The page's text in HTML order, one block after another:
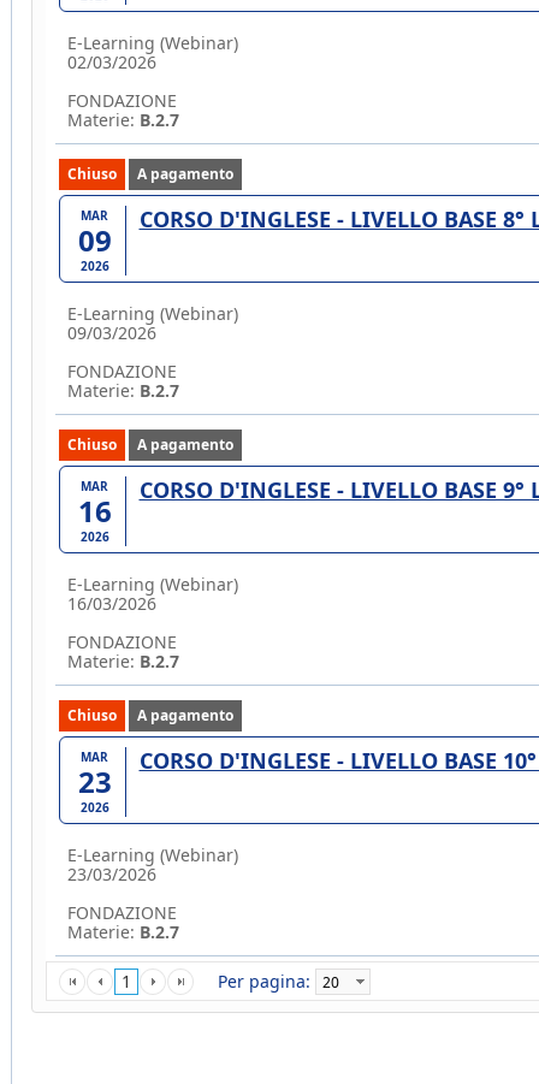
1 Per pagina:
E-Learning (Webinar)
02/03/2026
FONDAZIONE
Materie: B.2.7
Chiuso A pagamento
MAR
09
2026
CORSO D'INGLESE - LIVELLO BASE 8°
E-Learning (Webinar)
09/03/2026
FONDAZIONE
Materie: B.2.7
Chiuso A pagamento
MAR
16
2026
CORSO D'INGLESE - LIVELLO BASE 9°
E-Learning (Webinar)
16/03/2026
FONDAZIONE
Materie: B.2.7
Chiuso A pagamento
MAR
23
2026
CORSO D'INGLESE - LIVELLO BASE
E-Learning (Webinar)
23/03/2026
FONDAZIONE
Materie: B.2.7